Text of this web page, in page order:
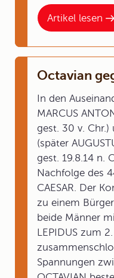
Artikel lesen
Octavian
In den
MARCUS
gest. 30 v. Chr.)
(später
gest. 19.8.14 n.
Nachfolge des
CAESAR. Der
zu einem
beide Männer
LEPIDUS zum
Spannungen